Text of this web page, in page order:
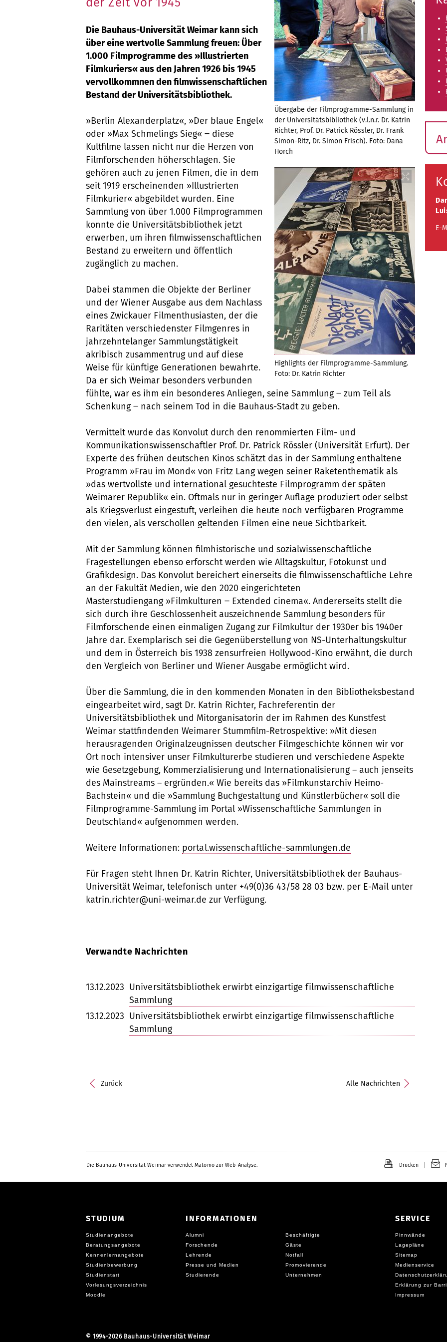
Übergabe der Filmprogramme-Sammlung in
der Universitätsbibliothek (v.l.n.r. Dr. Katrin
Richter, Prof. Dr. Patrick Rössler, Dr. Frank
Simon-Ritz, Dr. Simon Frisch). Foto: Dana
Horch
Highlights der Filmprogramme-Sammlung.
Foto: Dr. Katrin Richter
Die Bauhaus-Universität Weimar kann sich
über eine wertvolle Sammlung freuen: Über
1.000 Filmprogramme des »Illustrierten
Filmkuriers« aus den Jahren 1926 bis 1945
vervollkommnen den filmwissenschaftlichen
Bestand der Universitätsbibliothek.
»Berlin Alexanderplatz«, »Der blaue Engel«
oder »Max Schmelings Sieg« ‒ diese
Kultfilme lassen nicht nur die Herzen von
Filmforschenden höherschlagen. Sie
gehören auch zu jenen Filmen, die in dem
seit 1919 erscheinenden »Illustrierten
Filmkurier« abgebildet wurden. Eine
Sammlung von über 1.000 Filmprogrammen
konnte die Universitätsbibliothek jetzt
erwerben, um ihren filmwissenschaftlichen
Bestand zu erweitern und öffentlich
zugänglich zu machen.
Dabei stammen die Objekte der Berliner
und der Wiener Ausgabe aus dem Nachlass
eines Zwickauer Filmenthusiasten, der die
Raritäten verschiedenster Filmgenres in
jahrzehntelanger Sammlungstätigkeit
akribisch zusammentrug und auf diese
Weise für künftige Generationen bewahrte.
Da er sich Weimar besonders verbunden
fühlte, war es ihm ein besonderes Anliegen, seine Sammlung ‒ zum Teil als
Schenkung ‒ nach seinem Tod in die Bauhaus-Stadt zu geben.
Vermittelt wurde das Konvolut durch den renommierten Film- und
Kommunikationswissenschaftler Prof. Dr. Patrick Rössler (Universität Erfurt). Der
Experte des frühen deutschen Kinos schätzt das in der Sammlung enthaltene
Programm »Frau im Mond« von Fritz Lang wegen seiner Raketenthematik als
»das wertvollste und international gesuchteste Filmprogramm der späten
Weimarer Republik« ein. Oftmals nur in geringer Auflage produziert oder selbst
als Kriegsverlust eingestuft, verleihen die heute noch verfügbaren Programme
den vielen, als verschollen geltenden Filmen eine neue Sichtbarkeit.
Mit der Sammlung können filmhistorische und sozialwissenschaftliche
Fragestellungen ebenso erforscht werden wie Alltagskultur, Fotokunst und
Grafikdesign. Das Konvolut bereichert einerseits die filmwissenschaftliche Lehre
an der Fakultät Medien, wie den 2020 eingerichteten
Masterstudiengang »Filmkulturen ‒ Extended cinema«. Andererseits stellt die
sich durch ihre Geschlossenheit auszeichnende Sammlung besonders für
Filmforschende einen einmaligen Zugang zur Filmkultur der 1930er bis 1940er
Jahre dar. Exemplarisch sei die Gegenüberstellung von NS-Unterhaltungskultur
und dem in Österreich bis 1938 zensurfreien Hollywood-Kino erwähnt, die durch
den Vergleich von Berliner und Wiener Ausgabe ermöglicht wird.
Über die Sammlung, die in den kommenden Monaten in den Bibliotheksbestand
eingearbeitet wird, sagt Dr. Katrin Richter, Fachreferentin der
Universitätsbibliothek und Mitorganisatorin der im Rahmen des Kunstfest
Weimar stattfindenden Weimarer Stummfilm-Retrospektive: »Mit diesen
herausragenden Originalzeugnissen deutscher Filmgeschichte können wir vor
Ort noch intensiver unser Filmkulturerbe studieren und verschiedene Aspekte
wie Gesetzgebung, Kommerzialisierung und Internationalisierung – auch jenseits
des Mainstreams – ergründen.« Wie bereits das »Filmkunstarchiv Heimo-
Bachstein« und die »Sammlung Buchgestaltung und Künstlerbücher« soll die
Filmprogramme-Sammlung im Portal »Wissenschaftliche Sammlungen in
Deutschland« aufgenommen werden.
Weitere Informationen: portal.wissenschaftliche-sammlungen.de
Für Fragen steht Ihnen Dr. Katrin Richter, Universitätsbibliothek der Bauhaus-
Universität Weimar, telefonisch unter +49(0)36 43/58 28 03 bzw. per E-Mail unter
katrin.richter@uni-weimar.de zur Verfügung.
Verwandte Nachrichten
13.12.2023 Universitätsbibliothek erwirbt einzigartige filmwissenschaftliche
Sammlung
13.12.2023 Universitätsbibliothek erwirbt einzigartige filmwissenschaftliche
Sammlung
Zurück Alle Nachrichten
E-
Die Bauhaus-Universität Weimar verwendet Matomo zur Web-Analyse. Drucken
STUDIUM
Studienangebote
Beratungsangebote
Kennenlernangebote
Studienbewerbung
Studienstart
Vorlesungsverzeichnis
Moodle
INFORMATIONEN
Alumni
Beschäftigte
Forschende
Gäste
Lehrende
Notfall
Presse und Medien
Promovierende
Studierende
Unternehmen
SERVICE
Pinnwände
Lagepläne
Sitemap
Medienservice
Erklärung zur
Impressum
© 1994-2026 Bauhaus-Universität Weimar